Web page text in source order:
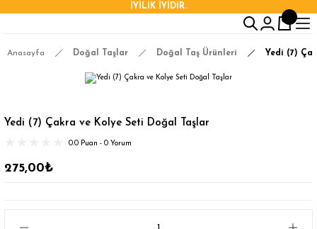
İYİLİK İYİDİR.
Anasayfa Doğal Taşlar Doğal Taş Ürünleri Yedi (7)
Yedi (7) Çakra ve Kolye Seti Doğal Taşlar
0.0 Puan - 0 Yorum
275,00₺